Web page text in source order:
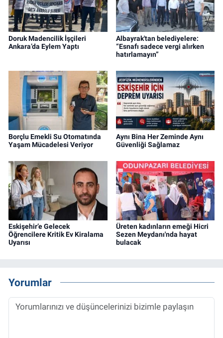
Doruk Madencilik İşçileri
Ankara’da Eylem Yaptı
Albayrak'tan belediyelere:
“Esnafı sadece vergi alırken
hatırlamayın”
Borçlu Emekli Su Otomatında
Yaşam Mücadelesi Veriyor
Aynı Bina Her Zeminde Aynı
Güvenliği Sağlamaz
Eskişehir’e Gelecek
Öğrencilere Kritik Ev Kiralama
Uyarısı
Üreten kadınların emeği Hicri
Sezen Meydanı'nda hayat
bulacak
Yorumlar